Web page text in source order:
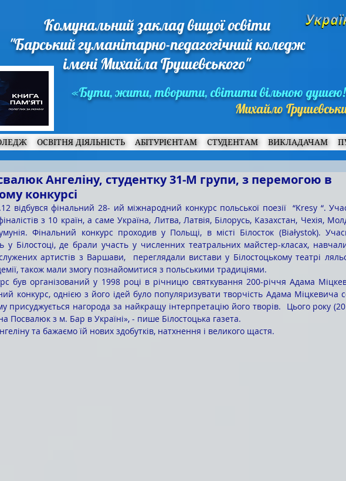
Комунальний заклад вищої освіти
"Барський гуманітарно-педагогічний коледж
імені Михайла Грушевського"
«Бути, жити, творити, світити вільною
Михайло
ОСВІТНЯ ДІЯЛЬНІСТЬ АБІТУРІЄНТАМ СТУДЕНТАМ ВИКЛАДАЧАМ
Ангеліну, студентку 31-М групи, з перемогою в
конкурсі
з 10 країн, а саме Україна, Литва, Латвія, Білорусь, Казахстан, Чехія,
Фінальний конкурс проходив у Польщі, в місті Білосток (Białystok).
у Білостоці, де брали участь у численних театральних майстер-класах,
артистів з Варшави,  переглядали вистави у Білостоцькому театрі
також мали змогу познайомитися з польськими традиціями.
конкурс, однією з його ідей було популяризувати творчість Адама Міцкевича
присуджується нагорода за найкращу інтерпретацію його творів.  Цього року
Посвалюк з м. Бар в Україні», - пише Білостоцька газета.
та бажаємо їй нових здобутків, натхнення і великого щастя.